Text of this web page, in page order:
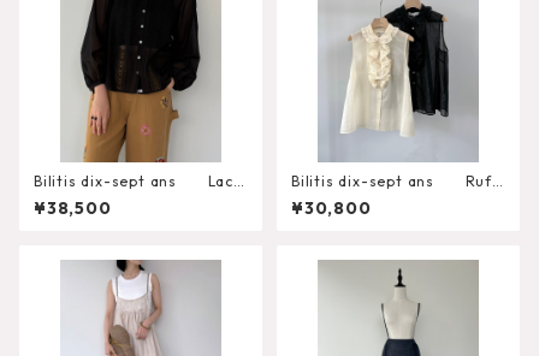
Bilitis dix-sept ans Lace
+Tuck Blouse 2911-959
¥38,500
Bilitis dix-sept ans Ruffl
e Blouse（N.S）
¥30,800